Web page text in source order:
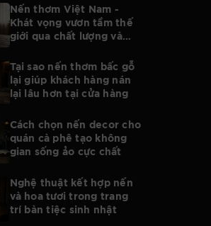
Nến thơm Việt Nam -
Khát vọng vươn tầm thế
giới qua chất lượng và
mùi hương
Tại sao nến thơm bấc gỗ
lại giúp khách hàng nán
lại lâu hơn tại cửa hàng
Cách chọn nến decor cho
quán cà phê tạo không
gian sống ảo cực chất
Nghệ thuật kết hợp nến
và hoa tươi trong trang
trí bàn tiệc sinh nhật